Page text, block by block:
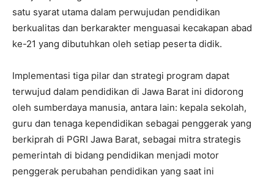
satu syarat utama dalam perwujudan pendidikan
berkualitas dan berkarakter menguasai kecakapan abad
ke-21 yang dibutuhkan oleh setiap peserta didik.
Implementasi tiga pilar dan strategi program dapat
terwujud dalam pendidikan di Jawa Barat ini didorong
oleh sumberdaya manusia, antara lain: kepala sekolah,
guru dan tenaga kependidikan sebagai penggerak yang
berkiprah di PGRI Jawa Barat, sebagai mitra strategis
pemerintah di bidang pendidikan menjadi motor
penggerak perubahan pendidikan yang saat ini